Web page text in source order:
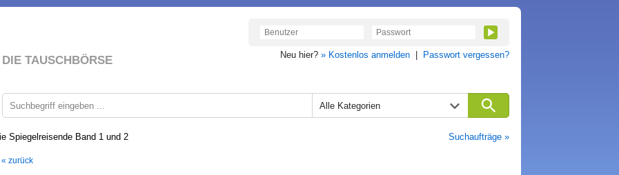
DIE TAUSCHBÖRSE Neu hier? » Kostenlos anmelden Passwort vergessen?
Alle Kategorien
Spiegelreisende Band 1 und 2 Suchaufträge »
« zurück